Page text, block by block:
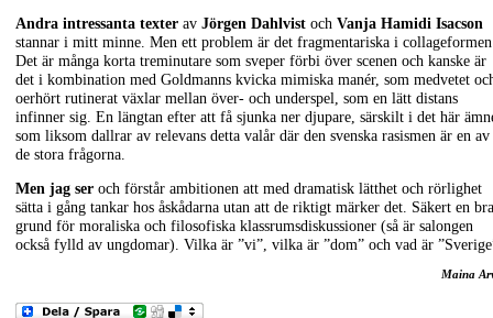
Andra intressanta texter av Jörgen Dahlvist och Vanja Hamidi Isacson
stannar i mitt minne. Men ett problem är det fragmentariska i
Det är många korta treminutare som sveper förbi över scenen och kanske är
det i kombination med Goldmanns kvicka mimiska manér, som medvetet
oerhört rutinerat växlar mellan över- och underspel, som en lätt distans
infinner sig. En längtan efter att få sjunka ner djupare, särskilt i det här
som liksom dallrar av relevans detta valår där den svenska rasismen är en av
de stora frågorna.
Men jag ser och förstår ambitionen att med dramatisk lätthet och rörlighet
sätta i gång tankar hos åskådarna utan att de riktigt märker det. Säkert en bra
grund för moraliska och filosofiska klassrumsdiskussioner (så är salongen
också fylld av ungdomar). Vilka är ”vi”, vilka är ”dom” och vad är
Maina